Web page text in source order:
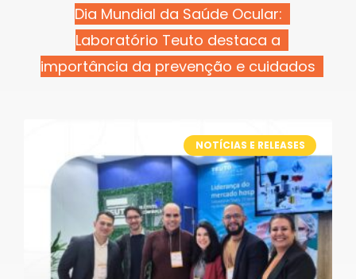
Dia Mundial da Saúde Ocular:
Laboratório Teuto destaca a
importância da prevenção e cuidados
NOTÍCIAS E RELEASES